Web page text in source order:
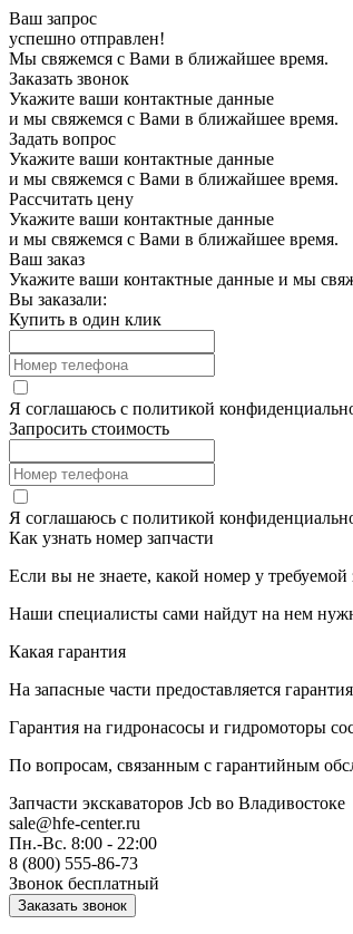
Ваш запрос
успешно отправлен!
Мы свяжемся с Вами в ближайшее время.
Заказать звонок
Укажите ваши контактные данные
и мы свяжемся с Вами в ближайшее время.
Задать вопрос
Укажите ваши контактные данные
и мы свяжемся с Вами в ближайшее время.
Рассчитать цену
Укажите ваши контактные данные
и мы свяжемся с Вами в ближайшее время.
Ваш заказ
Укажите ваши контактные данные и мы
Вы заказали:
Купить в один клик
Я соглашаюсь с политикой
Запросить стоимость
Я соглашаюсь с политикой
Как узнать номер запчасти
Если вы не знаете, какой номер у
Наши специалисты сами найдут на нем
Какая гарантия
На запасные части предоставляется гарантия
Гарантия на гидронасосы и гидромоторы
По вопросам, связанным с гарантийным
Запчасти экскаваторов Jcb во Владивостоке
sale@hfe-center.ru
Пн.-Вс. 8:00 - 22:00
8 (800) 555-86-73
Звонок бесплатный